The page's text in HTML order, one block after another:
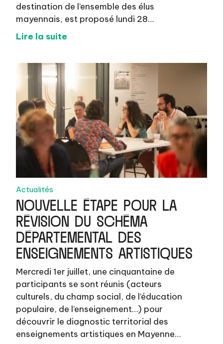
destination de l’ensemble des élus
mayennais, est proposé lundi 28…
Lire la suite
Actualités
NOUVELLE ÉTAPE POUR LA
RÉVISION DU SCHÉMA
DÉPARTEMENTAL DES
ENSEIGNEMENTS ARTISTIQUES
Mercredi 1er juillet, une cinquantaine de
participants se sont réunis (acteurs
culturels, du champ social, de l’éducation
populaire, de l’enseignement…) pour
découvrir le diagnostic territorial des
enseignements artistiques en Mayenne…